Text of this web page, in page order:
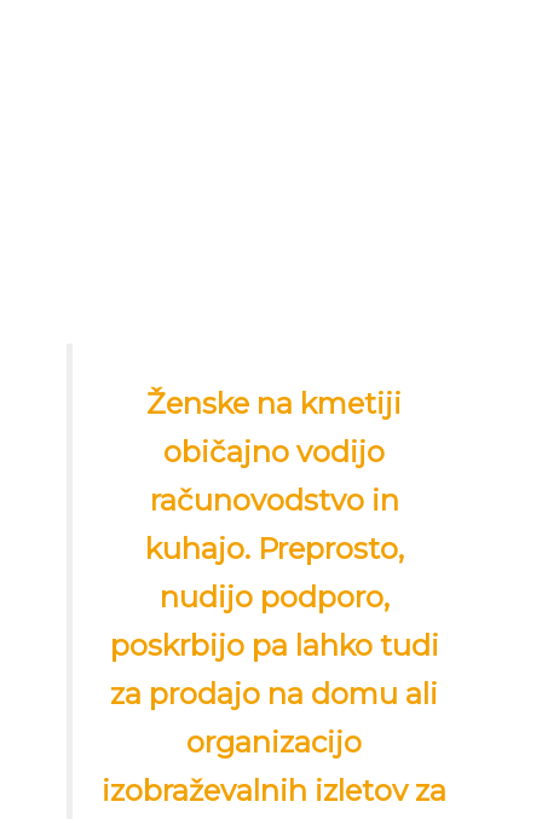
Ženske na kmetiji
običajno vodijo
računovodstvo in
kuhajo. Preprosto,
nudijo podporo,
poskrbijo pa lahko tudi
za prodajo na domu ali
organizacijo
izobraževalnih izletov za